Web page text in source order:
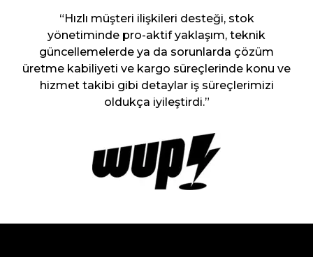
“Hızlı müşteri ilişkileri desteği, stok
yönetiminde pro-aktif yaklaşım, teknik
güncellemelerde ya da sorunlarda çözüm
üretme kabiliyeti ve kargo süreçlerinde konu ve
hizmet takibi gibi detaylar iş süreçlerimizi
oldukça iyileştirdi.”